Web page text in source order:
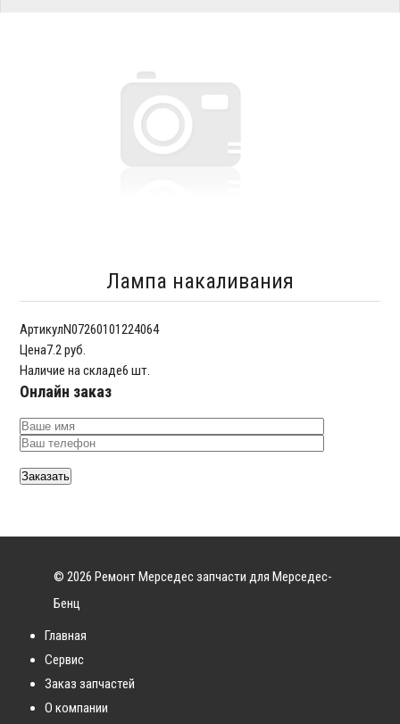
Лампа накаливания
АртикулN07260101224064
Цена7.2 руб.
Наличие на складе6 шт.
Онлайн заказ
© 2026 Ремонт Мерседес запчасти для Мерседес-
Бенц
Главная
Сервис
Заказ запчастей
О компании